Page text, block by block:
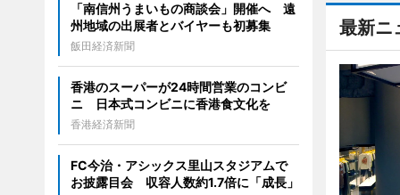
最新ニ
「南信州うまいもの商談会」開催へ 遠
州地域の出展者とバイヤーも初募集
飯田経済新聞
香港のスーパーが24時間営業のコンビ
ニ 日本式コンビニに香港食文化を
香港経済新聞
FC今治・アシックス里山スタジアムで
お披露目会 収容人数約1.7倍に「成長」